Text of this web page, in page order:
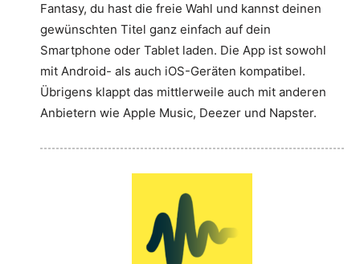
Fantasy, du hast die freie Wahl und kannst deinen
gewünschten Titel ganz einfach auf dein
Smartphone oder Tablet laden. Die App ist sowohl
mit Android- als auch iOS-Geräten kompatibel.
Übrigens klappt das mittlerweile auch mit anderen
Anbietern wie Apple Music, Deezer und Napster.